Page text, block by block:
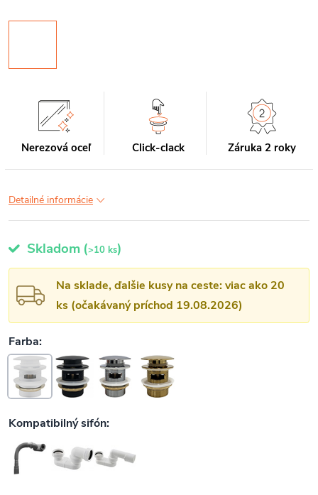
Nerezová oceľ Click-clack Záruka 2 roky
Detailné informácie
Skladom (>10 ks)
Na sklade, ďalšie kusy na ceste: viac ako 20
ks (očakávaný príchod 19.08.2026)